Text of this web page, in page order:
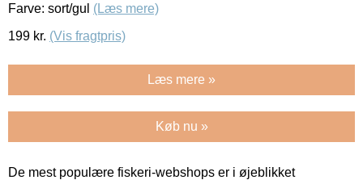
Farve: sort/gul (Læs mere)
199 kr. (Vis fragtpris)
Læs mere »
Køb nu »
De mest populære fiskeri-webshops er i øjeblikket